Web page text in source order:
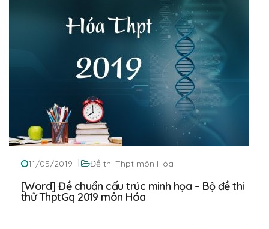
11/05/2019 Đề thi Thpt môn Hóa
[Word] Đề chuẩn cấu trúc minh họa – Bộ đề thi
thử ThptGq 2019 môn Hóa